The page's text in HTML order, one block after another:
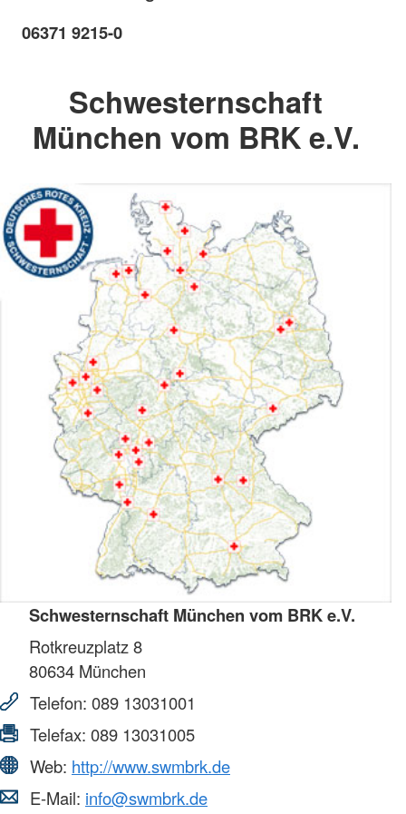
06371 9215-0
Schwesternschaft
München vom BRK e.V.
Schwesternschaft München vom BRK e.V.
Rotkreuzplatz 8
80634 München
Telefon: 089 13031001
Telefax: 089 13031005
Web: http://www.swmbrk.de
E-Mail: info@swmbrk.de